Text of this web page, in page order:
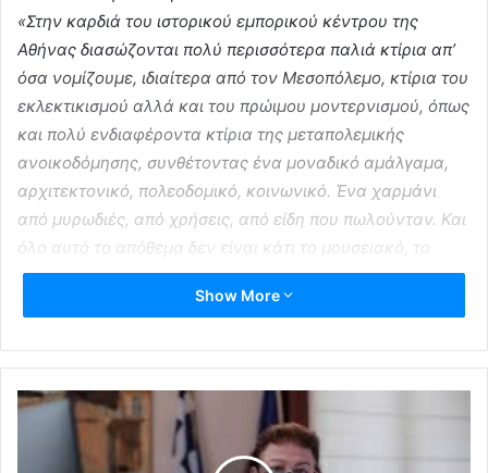
«Στην καρδιά του ιστορικού εμπορικού κέντρου της
Αθήνας διασώζονται πολύ περισσότερα παλιά κτίρια απ’
όσα νομίζουμε, ιδιαίτερα από τον Μεσοπόλεμο, κτίρια του
εκλεκτικισμού αλλά και του πρώιμου μοντερνισμού, όπως
και πολύ ενδιαφέροντα κτίρια της μεταπολεμικής
ανοικοδόμησης, συνθέτοντας ένα μοναδικό αμάλγαμα,
αρχιτεκτονικό, πολεοδομικό, κοινωνικό. Ένα χαρμάνι
από μυρωδιές, από χρήσεις, από είδη που πωλούνταν. Και
όλο αυτό το απόθεμα δεν είναι κάτι το μουσειακό, το
νεκρό, αλλά ένας ζωντανός οργανισμός, κάτι απολύτως
ενεργό, που μετέχει της καθημερινότητάς μας»
«Η ιδέα είναι να κινηθούμε στην ακτίνα από την οδό
Περικλέους και την πλατεία της Αγίας Ειρήνης ώς την
Show More